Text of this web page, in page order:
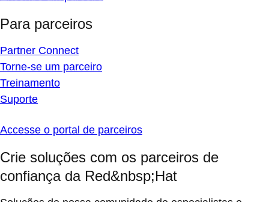
Para parceiros
Partner Connect
Torne-se um parceiro
Treinamento
Suporte
Accesse o portal de parceiros
Crie soluções com os parceiros de
confiança da Red&nbsp;Hat